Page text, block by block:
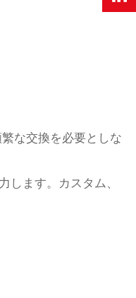
な交換を必要としな
します。カスタム、